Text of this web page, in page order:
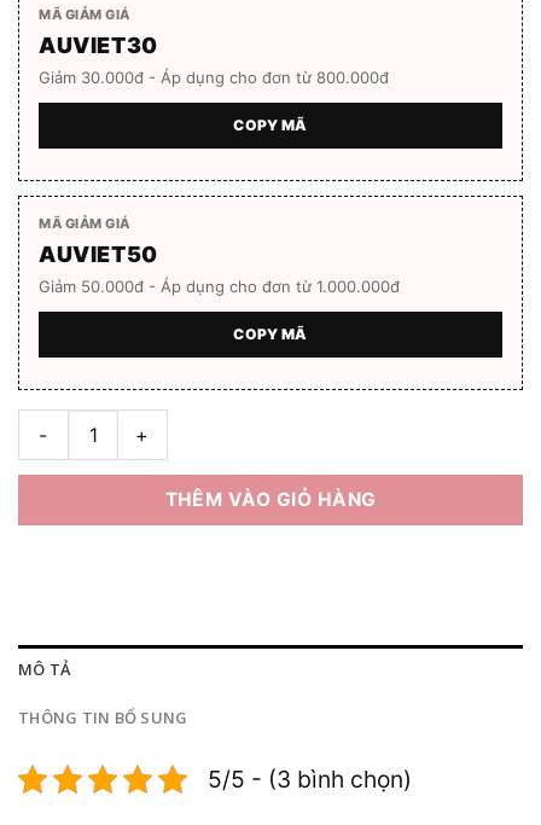
MÃ GIẢM GIÁ
AUVIET30
Giảm 30.000đ - Áp dụng cho đơn từ 800.000đ
COPY MÃ
MÃ GIẢM GIÁ
AUVIET50
Giảm 50.000đ - Áp dụng cho đơn từ 1.000.000đ
COPY MÃ
Tròng kính Tokai Lutina chiết suất 1.67 cắt ánh sáng xanh
THÊM VÀO GIỎ HÀNG
MÔ TẢ
THÔNG TIN BỔ SUNG
5/5 - (3 bình chọn)